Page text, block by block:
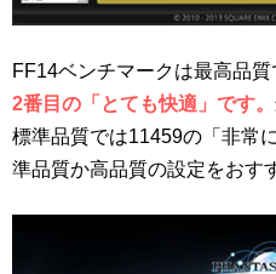
FF14ベンチマークは最高品質
2番目の「とても快適」です。
標準品質では11459の「非常
準品質か高品質の設定をおす